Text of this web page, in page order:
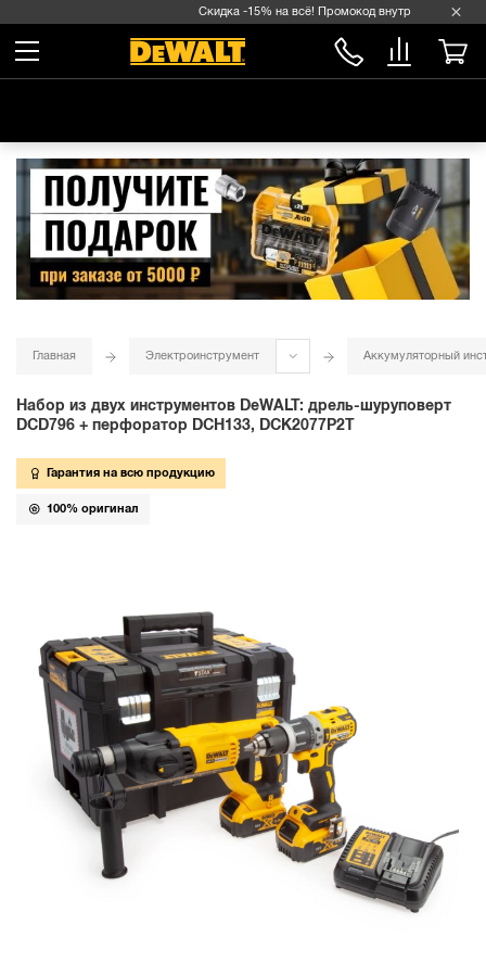
Скидка -15% на всё! Промокод внутри →
Главная Электроинструмент Аккумуляторный
Набор из двух инструментов DeWALT: дрель-шуруповерт
DCD796 + перфоратор DCH133, DCK2077P2T
Гарантия на всю продукцию
100% оригинал